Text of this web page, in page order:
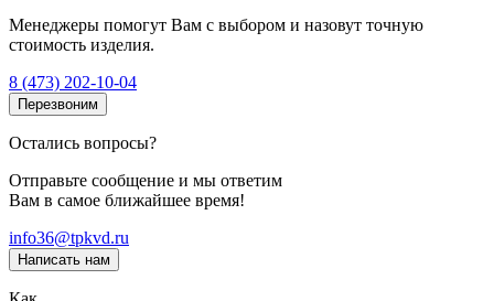
Менеджеры помогут Вам с выбором и назовут точную
стоимость изделия.
8 (473) 202-10-04
Перезвоним
Остались вопросы?
Отправьте сообщение и мы ответим
Вам в самое ближайшее время!
info36@tpkvd.ru
Написать нам